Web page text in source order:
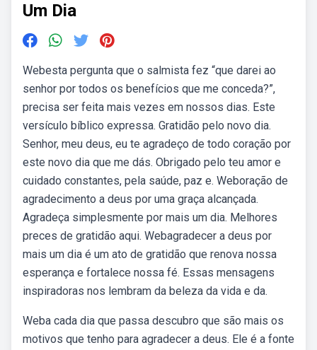
Um Dia
Webesta pergunta que o salmista fez “que darei ao
senhor por todos os benefícios que me conceda?”,
precisa ser feita mais vezes em nossos dias. Este
versículo bíblico expressa. Gratidão pelo novo dia.
Senhor, meu deus, eu te agradeço de todo coração por
este novo dia que me dás. Obrigado pelo teu amor e
cuidado constantes, pela saúde, paz e. Weboração de
agradecimento a deus por uma graça alcançada.
Agradeça simplesmente por mais um dia. Melhores
preces de gratidão aqui. Webagradecer a deus por
mais um dia é um ato de gratidão que renova nossa
esperança e fortalece nossa fé. Essas mensagens
inspiradoras nos lembram da beleza da vida e da.
Weba cada dia que passa descubro que são mais os
motivos que tenho para agradecer a deus. Ele é a fonte